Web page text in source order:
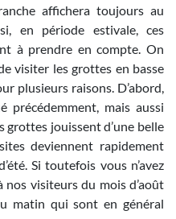
affichera toujours au
en période estivale, ces
à prendre en compte. On
visiter les grottes en basse
plusieurs raisons. D’abord,
précédemment, mais aussi
grottes jouissent d’une belle
deviennent rapidement
Si toutefois vous n’avez
nos visiteurs du mois d’août
matin qui sont en général